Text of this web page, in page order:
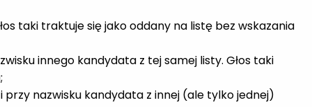
taki traktuje się jako oddany na listę bez wskazania
innego kandydata z tej samej listy. Głos taki
nazwisku kandydata z innej (ale tylko jednej)